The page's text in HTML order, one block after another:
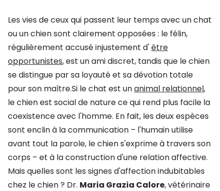
Les vies de ceux qui passent leur temps avec un chat
ou un chien sont clairement opposées : le félin,
régulièrement accusé injustement d'être
opportunistes, est un ami discret, tandis que le chien
se distingue par sa loyauté et sa dévotion totale
pour son maître.Si le chat est unanimal relationnel,
le chien est social de nature ce qui rend plus facile la
coexistence avec l'homme. En fait, les deux espèces
sont enclin à la communication – l'humain utilise
avant tout la parole, le chien s'exprime à travers son
corps – et à la construction d'une relation affective.
Mais quelles sont les signes d'affection indubitables
chez le chien ? Dr. Maria Grazia Calore, vétérinaire